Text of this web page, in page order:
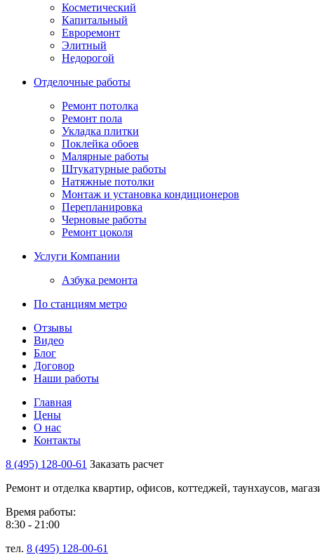
Косметический
Капитальный
Евроремонт
Элитный
Недорогой
Отделочные работы
Ремонт потолка
Ремонт пола
Укладка плитки
Поклейка обоев
Малярные работы
Штукатурные работы
Натяжные потолки
Монтаж и установка кондиционеров
Перепланировка
Черновые работы
Ремонт цоколя
Услуги Компании
Азбука ремонта
По станциям метро
Отзывы
Видео
Блог
Договор
Наши работы
Главная
Цены
О нас
Контакты
8 (495) 128-00-61 Заказать расчет
Ремонт и отделка квартир, офисов, коттеджей, таунхаусов,
Время работы:
8:30 - 21:00
тел. 8 (495) 128-00-61